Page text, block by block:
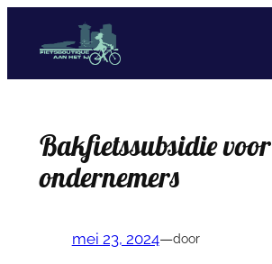
Bakfietssubsidie voor
ondernemers
mei 23, 2024—door